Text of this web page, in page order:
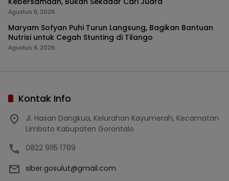
Agustus 8, 2026
Maryam Sofyan Puhi Turun Langsung, Bagikan Bantuan
Nutrisi untuk Cegah Stunting di Tilango
Agustus 8, 2026
Kontak Info
Jl. Hasan Dangkua, Kelurahan Kayumerah, Kecamatan
Limboto Kabupaten Gorontalo
0822 9115 1789
siber.gosulut@gmail.com